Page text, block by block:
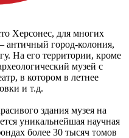
Херсонес, для многих
античный город-колония,
На его территории, кроме
музей с
в котором в летнее
и т.д.
здания музея на
уникальнейшая научная
более 30 тысяч томов